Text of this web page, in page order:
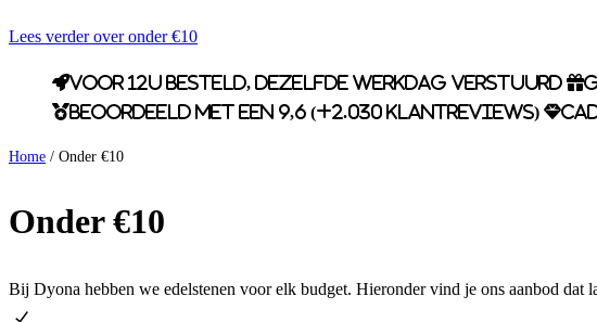
Lees verder over onder €10
Voor 12u besteld, dezelfde werkdag verstuurd
Beoordeeld met een 9,6 (+2.030 klantreviews)
Home / Onder €10
Onder €10
Bij Dyona hebben we edelstenen voor elk budget. Hieronder vind je ons aanbod dat